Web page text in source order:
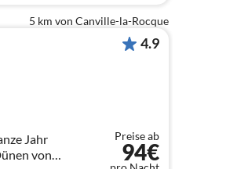
5 km von Canville-la-Rocque
Jahr
von
4.9
Preise ab
94€